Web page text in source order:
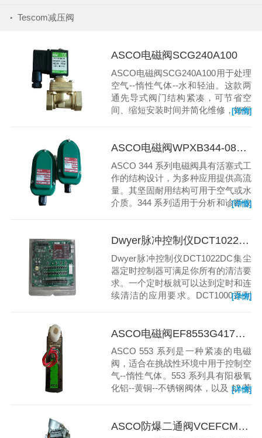
Tescom减压阀
ASCO电磁阀SCG240A100
ASCO电磁阀SCG240A100用于处理
空气--惰性气体--水和轻油。这款两
通先导式阀门结构紧凑，可节省空
间、缩短安装时间并简化维修，短行
-包装以及水和废水处理系统。
[详情]
ASCO电磁阀WPXB344-082MO
ASCO 344 系列电磁阀具有活塞式工
作的结构设计，为多种应用提供高流
量。其坚固耐用结构可用于空气或水
介质。344 系列适用于分析和诊断仪
[详情]
Dwyer脉冲控制仪DCT1022DC
Dwyer脉冲控制仪DCT1022DC集尘
器定时控制器可满足你所有的清洁要
求。一个定时板就可以达到定时和连
续清洁的应用要求。DCT1000系列
[详情]
ASCO电磁阀EF8553G417MO
ASCO 553 系列是一种紧凑的电磁
阀，适合在挑战性环境中用于控制空
气--惰性气体。553 系列具有阳极氧
化铝--黄铜--不锈钢阀体，以及 12 英
杂环境。
[详情]
ASCO防爆二通阀VCEFCM8210G129